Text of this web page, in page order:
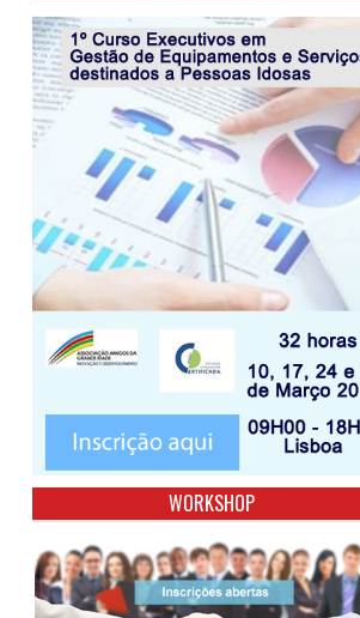
WORKSHOP